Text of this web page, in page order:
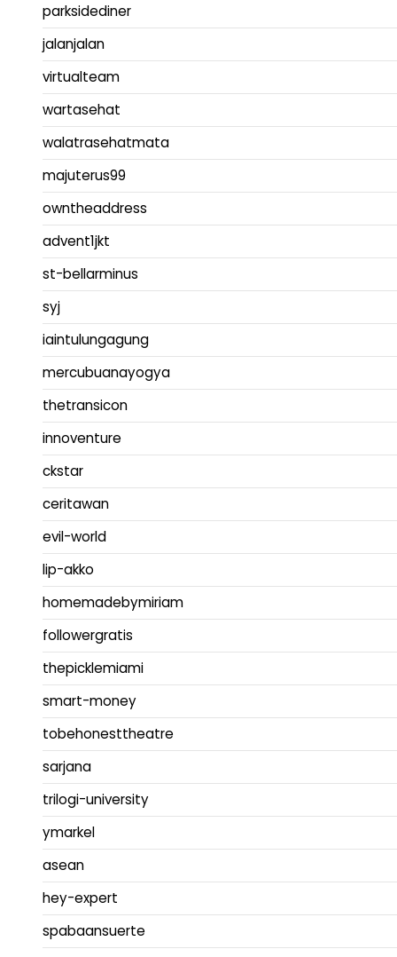
parksidediner
jalanjalan
virtualteam
wartasehat
walatrasehatmata
majuterus99
owntheaddress
advent1jkt
st-bellarminus
syj
iaintulungagung
mercubuanayogya
thetransicon
innoventure
ckstar
ceritawan
evil-world
lip-akko
homemadebymiriam
followergratis
thepicklemiami
smart-money
tobehonesttheatre
sarjana
trilogi-university
ymarkel
asean
hey-expert
spabaansuerte